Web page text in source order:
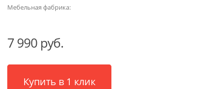
Мебельная фабрика:
7 990 руб.
Купить в 1 клик